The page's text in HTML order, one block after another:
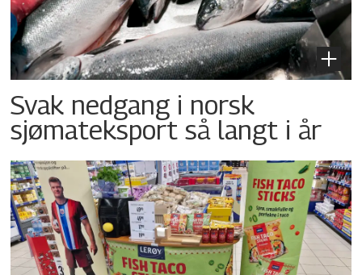
Svak nedgang i norsk
sjømateksport så langt i år